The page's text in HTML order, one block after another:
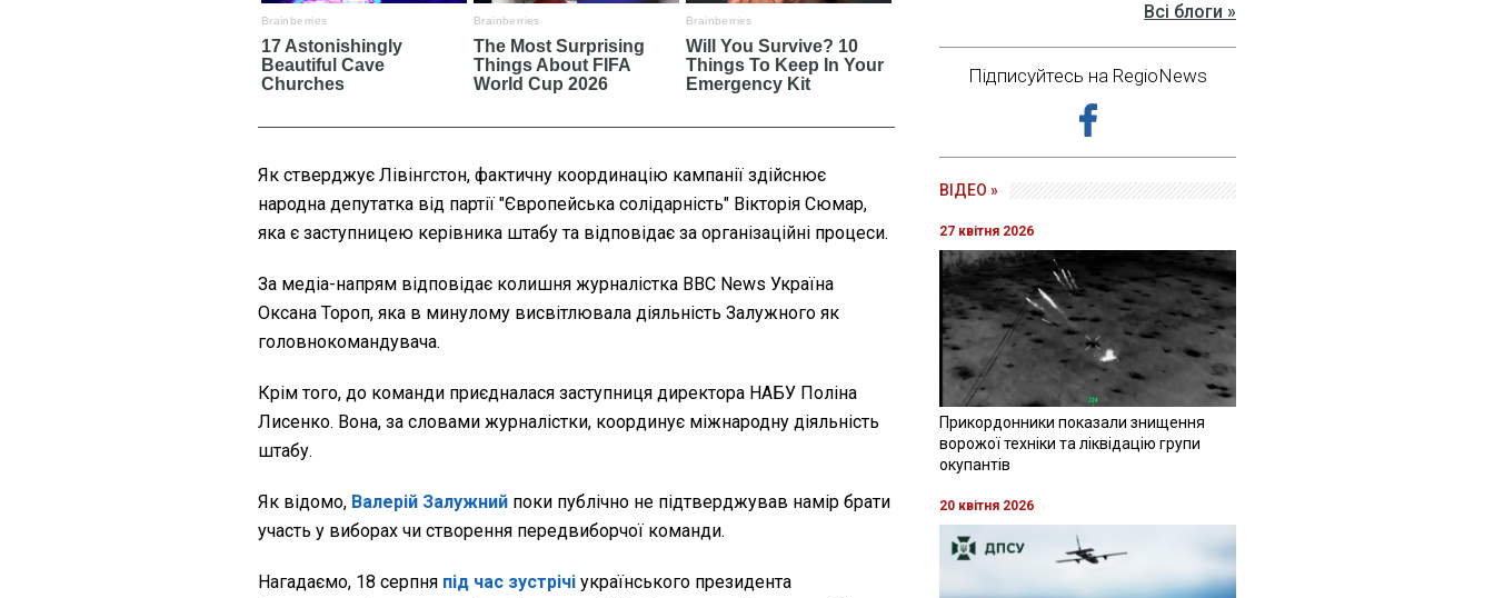
Як стверджує Лівінгстон, фактичну координацію кампанії здійснює
народна депутатка від партії "Європейська солідарність" Вікторія Сюмар,
яка є заступницею керівника штабу та відповідає за організаційні процеси.
За медіа-напрям відповідає колишня журналістка BBC News Україна
Оксана Тороп, яка в минулому висвітлювала діяльність Залужного як
головнокомандувача.
Крім того, до команди приєдналася заступниця директора НАБУ Поліна
Лисенко. Вона, за словами журналістки, координує міжнародну діяльність
штабу.
Як відомо, Валерій Залужний поки публічно не підтверджував намір брати
участь у виборах чи створення передвиборчої команди.
Нагадаємо, 18 серпня під час зустрічі українського президента
Всі блоги »
Підписуйтесь на RegioNews
ВІДЕО »
27 квітня 2026
Прикордонники показали знищення
ворожої техніки та ліквідацію групи
окупантів
20 квітня 2026